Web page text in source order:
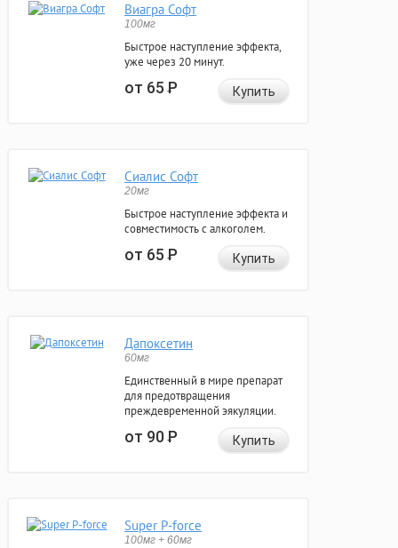
Виагра Софт
100мг
Быстрое наступление эффекта,
уже через 20 минут.
от 65Р Купить
Сиалис Софт
20мг
Быстрое наступление эффекта и
совместимость с алкоголем.
от 65Р Купить
Дапоксетин
60мг
Единственный в мире препарат
для предотвращения
преждевременной эякуляции.
от 90Р Купить
Super P-force
100мг + 60мг